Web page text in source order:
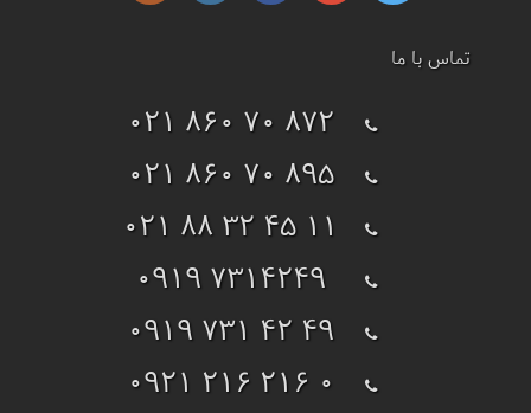
تماس با ما
021 860 70 872
021 860 70 895
021 88 32 45 11
0919 7314249
0919 731 42 49
0921 216 216 0